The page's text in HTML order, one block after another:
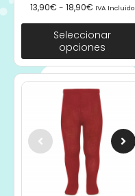
13,90€ - 18,90€ IVA Incluido
Seleccionar
opciones